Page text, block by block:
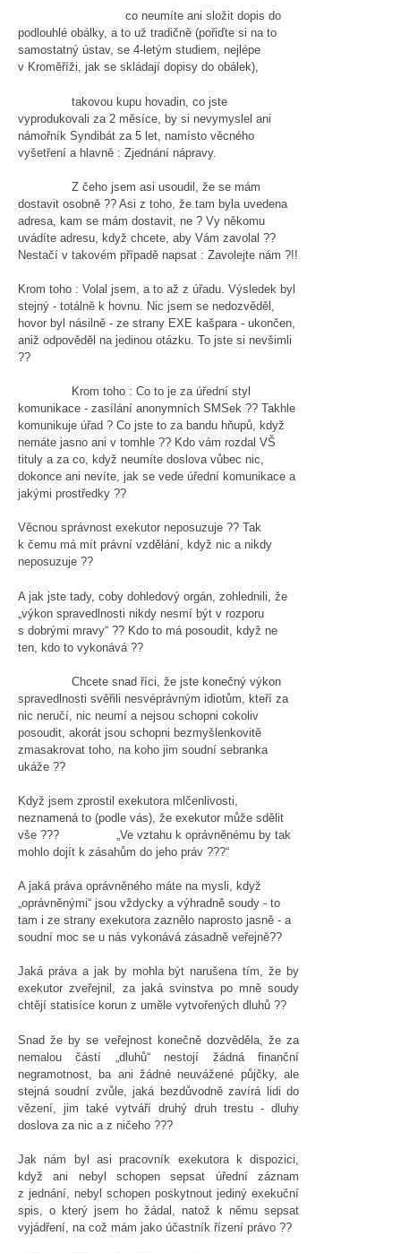
co neumíte ani složit dopis do
podlouhlé obálky, a to už tradičně (pořiďte si na to
samostatný ústav, se 4-letým studiem, nejlépe
v Kroměříži, jak se skládají dopisy do obálek),
takovou kupu hovadin, co jste
vyprodukovali za 2 měsíce, by si nevymyslel ani
námořník Syndibát za 5 let, namísto věcného
vyšetření a hlavně : Zjednání nápravy.
Z čeho jsem asi usoudil, že se mám
dostavit osobně ?? Asi z toho, že tam byla uvedena
adresa, kam se mám dostavit, ne ? Vy někomu
uvádíte adresu, když chcete, aby Vám zavolal ??
Nestačí v takovém případě napsat : Zavolejte nám ?!!
Krom toho : Volal jsem, a to až z úřadu. Výsledek byl
stejný - totálně k hovnu. Nic jsem se nedozvěděl,
hovor byl násilně - ze strany EXE kašpara - ukončen,
aniž odpověděl na jedinou otázku. To jste si nevšimli
??
Krom toho : Co to je za úřední styl
komunikace - zasílání anonymních SMSek ?? Takhle
komunikuje úřad ? Co jste to za bandu hňupů, když
nemáte jasno ani v tomhle ?? Kdo vám rozdal VŠ
tituly a za co, když neumíte doslova vůbec nic,
dokonce ani nevíte, jak se vede úřední komunikace a
jakými prostředky ??
Věcnou správnost exekutor neposuzuje ?? Tak
k čemu má mít právní vzdělání, když nic a nikdy
neposuzuje ??
A jak jste tady, coby dohledový orgán, zohlednili, že
„výkon spravedlnosti nikdy nesmí být v rozporu
s dobrými mravy“ ?? Kdo to má posoudit, když ne
ten, kdo to vykonává ??
Chcete snad říci, že jste konečný výkon
spravedlnosti svěřili nesvéprávným idiotům, kteří za
nic neručí, nic neumí a nejsou schopni cokoliv
posoudit, akorát jsou schopni bezmyšlenkovitě
zmasakrovat toho, na koho jim soudní sebranka
ukáže ??
Když jsem zprostil exekutora mlčenlivosti,
neznamená to (podle vás), že exekutor může sdělit
vše ??? „Ve vztahu k oprávněnému by tak
mohlo dojít k zásahům do jeho práv ???“
A jaká práva oprávněného máte na mysli, když
„oprávněnými“ jsou vždycky a výhradně soudy - to
tam i ze strany exekutora zaznělo naprosto jasně - a
soudní moc se u nás vykonává zásadně veřejně??
Jaká práva a jak by mohla být narušena tím, že by
exekutor zveřejnil, za jaká svinstva po mně soudy
chtějí statisíce korun z uměle vytvořených dluhů ??
Snad že by se veřejnost konečně dozvěděla, že za
nemalou částí „dluhů“ nestojí žádná finanční
negramotnost, ba ani žádné neuvážené půjčky, ale
stejná soudní zvůle, jaká bezdůvodně zavírá lidi do
vězení, jim také vytváří druhý druh trestu - dluhy
doslova za nic a z ničeho ???
Jak nám byl asi pracovník exekutora k dispozici,
když ani nebyl schopen sepsat úřední záznam
z jednání, nebyl schopen poskytnout jediný exekuční
spis, o který jsem ho žádal, natož k němu sepsat
vyjádření, na což mám jako účastník řízení právo ??